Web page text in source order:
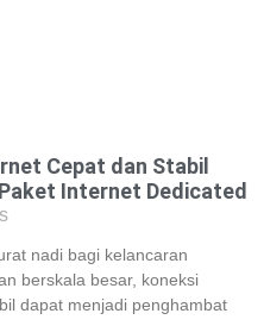
Cepat dan Stabil
Internet Dedicated
nadi bagi kelancaran
berskala besar, koneksi
dapat menjadi penghambat